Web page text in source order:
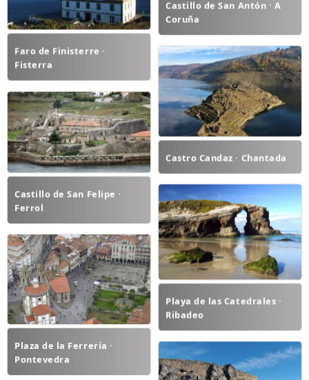
Castillo de San Antón · A
Coruña
Faro de Finisterre ·
Fisterra
Castro Candaz · Chantada
Castillo de San Felipe ·
Ferrol
Playa de las Catedrales ·
Ribadeo
Plaza de la Ferrería ·
Pontevedra